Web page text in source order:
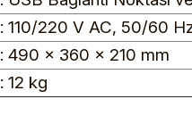
: 110/220 V AC, 50/60
: 490 × 360 × 210 mm
: 12 kg